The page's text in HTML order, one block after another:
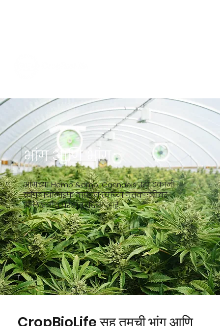
भांग आणि भांग
आमच्या Hemp &amp; Cannabis उत्पादकांनी
क्रॉपबायोलाइफ वापरून त्यांच्या गुंतवणुकीवर
उल्लेखनीय परतावा दिला आहे.